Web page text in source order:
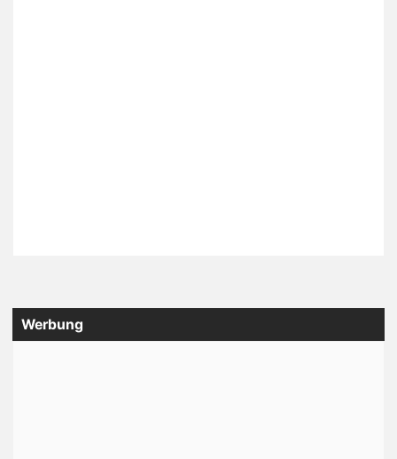
Werbung